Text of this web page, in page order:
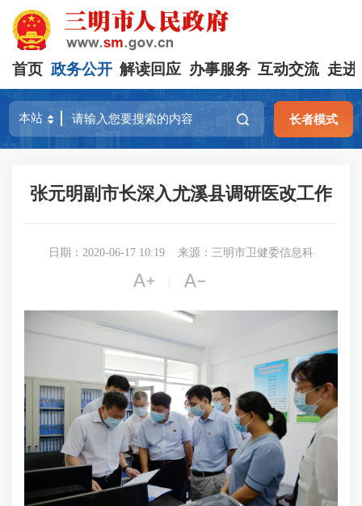
首页 政务公开 解读回应 办事服务 互动交流 走进
长者模式
张元明副市长深入尤溪县调研医改工作
日期：2020-06-17 10:19 来源：三明市卫健委信息科
 